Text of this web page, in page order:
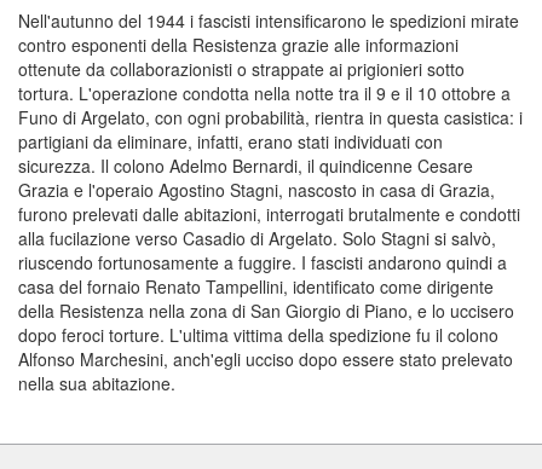
Nell'autunno del 1944 i fascisti intensificarono le spedizioni mirate
contro esponenti della Resistenza grazie alle informazioni
ottenute da collaborazionisti o strappate ai prigionieri sotto
tortura. L'operazione condotta nella notte tra il 9 e il 10 ottobre a
Funo di Argelato, con ogni probabilità, rientra in questa casistica: i
partigiani da eliminare, infatti, erano stati individuati con
sicurezza. Il colono Adelmo Bernardi, il quindicenne Cesare
Grazia e l'operaio Agostino Stagni, nascosto in casa di Grazia,
furono prelevati dalle abitazioni, interrogati brutalmente e condotti
alla fucilazione verso Casadio di Argelato. Solo Stagni si salvò,
riuscendo fortunosamente a fuggire. I fascisti andarono quindi a
casa del fornaio Renato Tampellini, identificato come dirigente
della Resistenza nella zona di San Giorgio di Piano, e lo uccisero
dopo feroci torture. L'ultima vittima della spedizione fu il colono
Alfonso Marchesini, anch'egli ucciso dopo essere stato prelevato
nella sua abitazione.